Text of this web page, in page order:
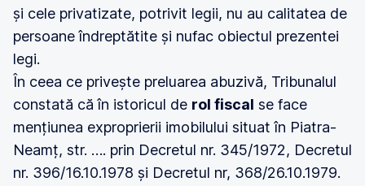
și cele privatizate, potrivit legii, nu au calitatea de
persoane îndreptătite și nufac obiectul prezentei
legi.
În ceea ce privește preluarea abuzivă, Tribunalul
constată că în istoricul de rol fiscal se face
mențiunea exproprierii imobilului situat în Piatra-
Neamț, str. …. prin Decretul nr. 345/1972, Decretul
nr. 396/16.10.1978 și Decretul nr, 368/26.10.1979.